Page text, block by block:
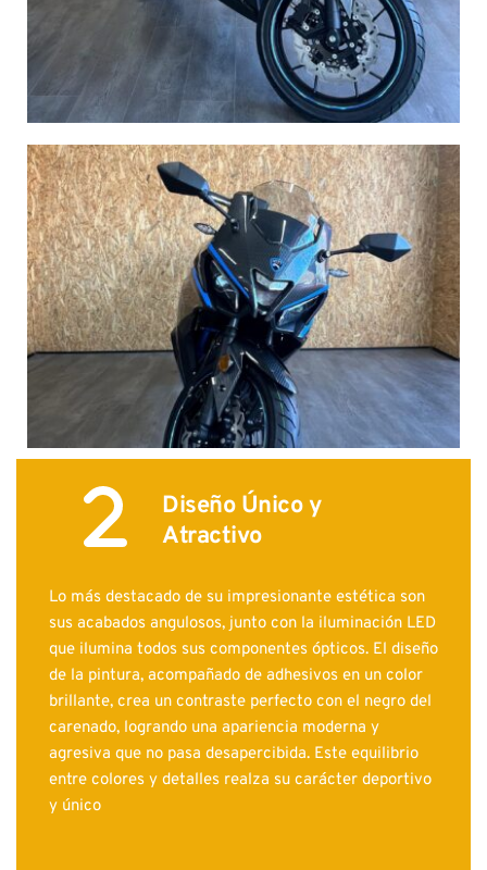
Diseño Único y
Atractivo
Lo más destacado de su impresionante estética son
sus acabados angulosos, junto con la iluminación LED
que ilumina todos sus componentes ópticos. El diseño
de la pintura, acompañado de adhesivos en un color
brillante, crea un contraste perfecto con el negro del
carenado, logrando una apariencia moderna y
agresiva que no pasa desapercibida. Este equilibrio
entre colores y detalles realza su carácter deportivo
y único